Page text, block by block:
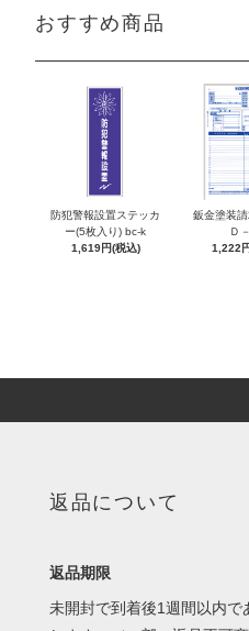
おすすめ商品
防犯警報設置ステッカ
ー(5枚入り) bc-k
1,619円(税込)
鈑金塗装
Ｄ
1,222
返品について
返品期限
未開封で到着後1週間以内で